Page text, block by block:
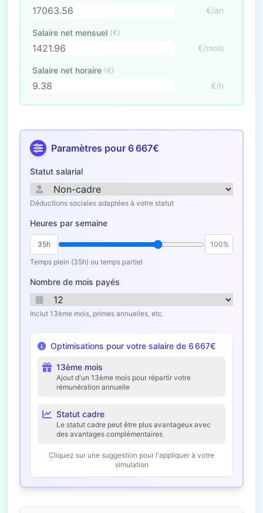
€/an
Salaire net mensuel (€)
€/mois
Salaire net horaire (€)
€/h
Paramètres pour 6 667€
Statut salarial
Déductions sociales adaptées à votre statut
Heures par semaine
35h
100%
Temps plein (35h) ou temps partiel
Nombre de mois payés
Inclut 13ème mois, primes annuelles, etc.
Optimisations pour votre salaire de 6 667€
13ème mois
Ajout d'un 13ème mois pour répartir votre
rémunération annuelle
Statut cadre
Le statut cadre peut être plus avantageux avec
des avantages complémentaires
Cliquez sur une suggestion pour l'appliquer à votre
simulation